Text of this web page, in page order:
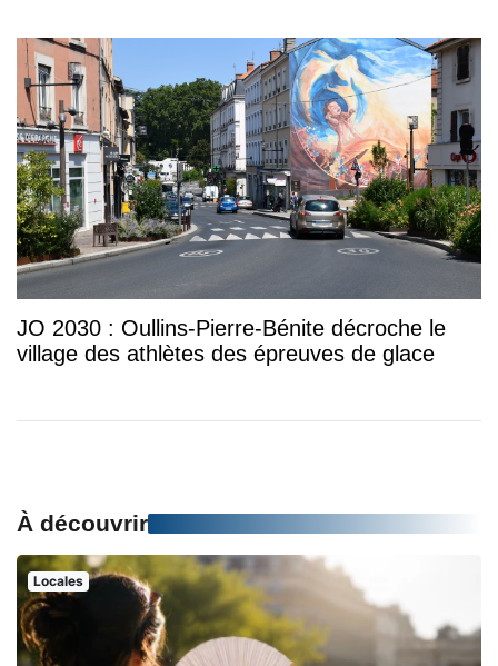
JO 2030 : Oullins-Pierre-Bénite décroche le
village des athlètes des épreuves de glace
À découvrir
Locales